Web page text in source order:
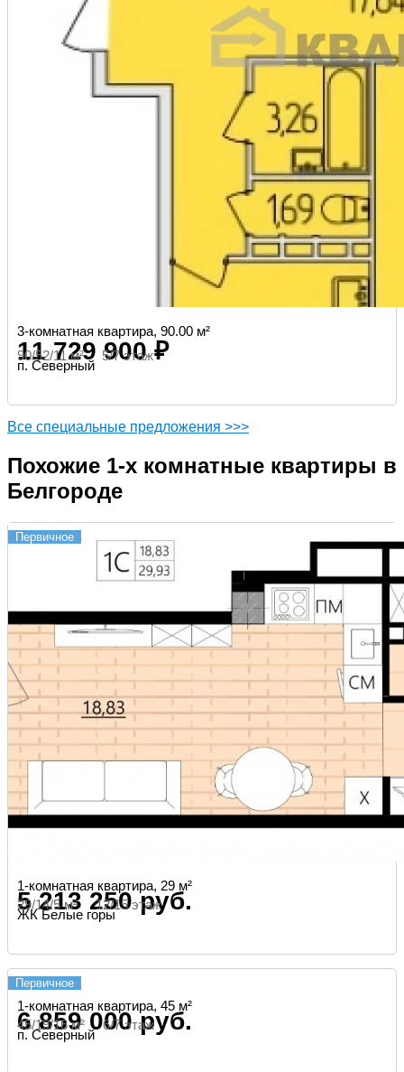
3-комнатная квартира, 90.00 м²
11 729 900 ₽
90/52/11 м² 5/7 этаж
п. Северный
Все специальные предложения >>>
Похожие 1-х комнатные квартиры в
Белгороде
Первичное
1-комнатная квартира, 29 м²
5 213 250 руб.
29/14/5 м² 12/15 этаж
ЖК Белые горы
Первичное
1-комнатная квартира, 45 м²
6 859 000 руб.
45/19/16 м² 6/7 этаж
п. Северный